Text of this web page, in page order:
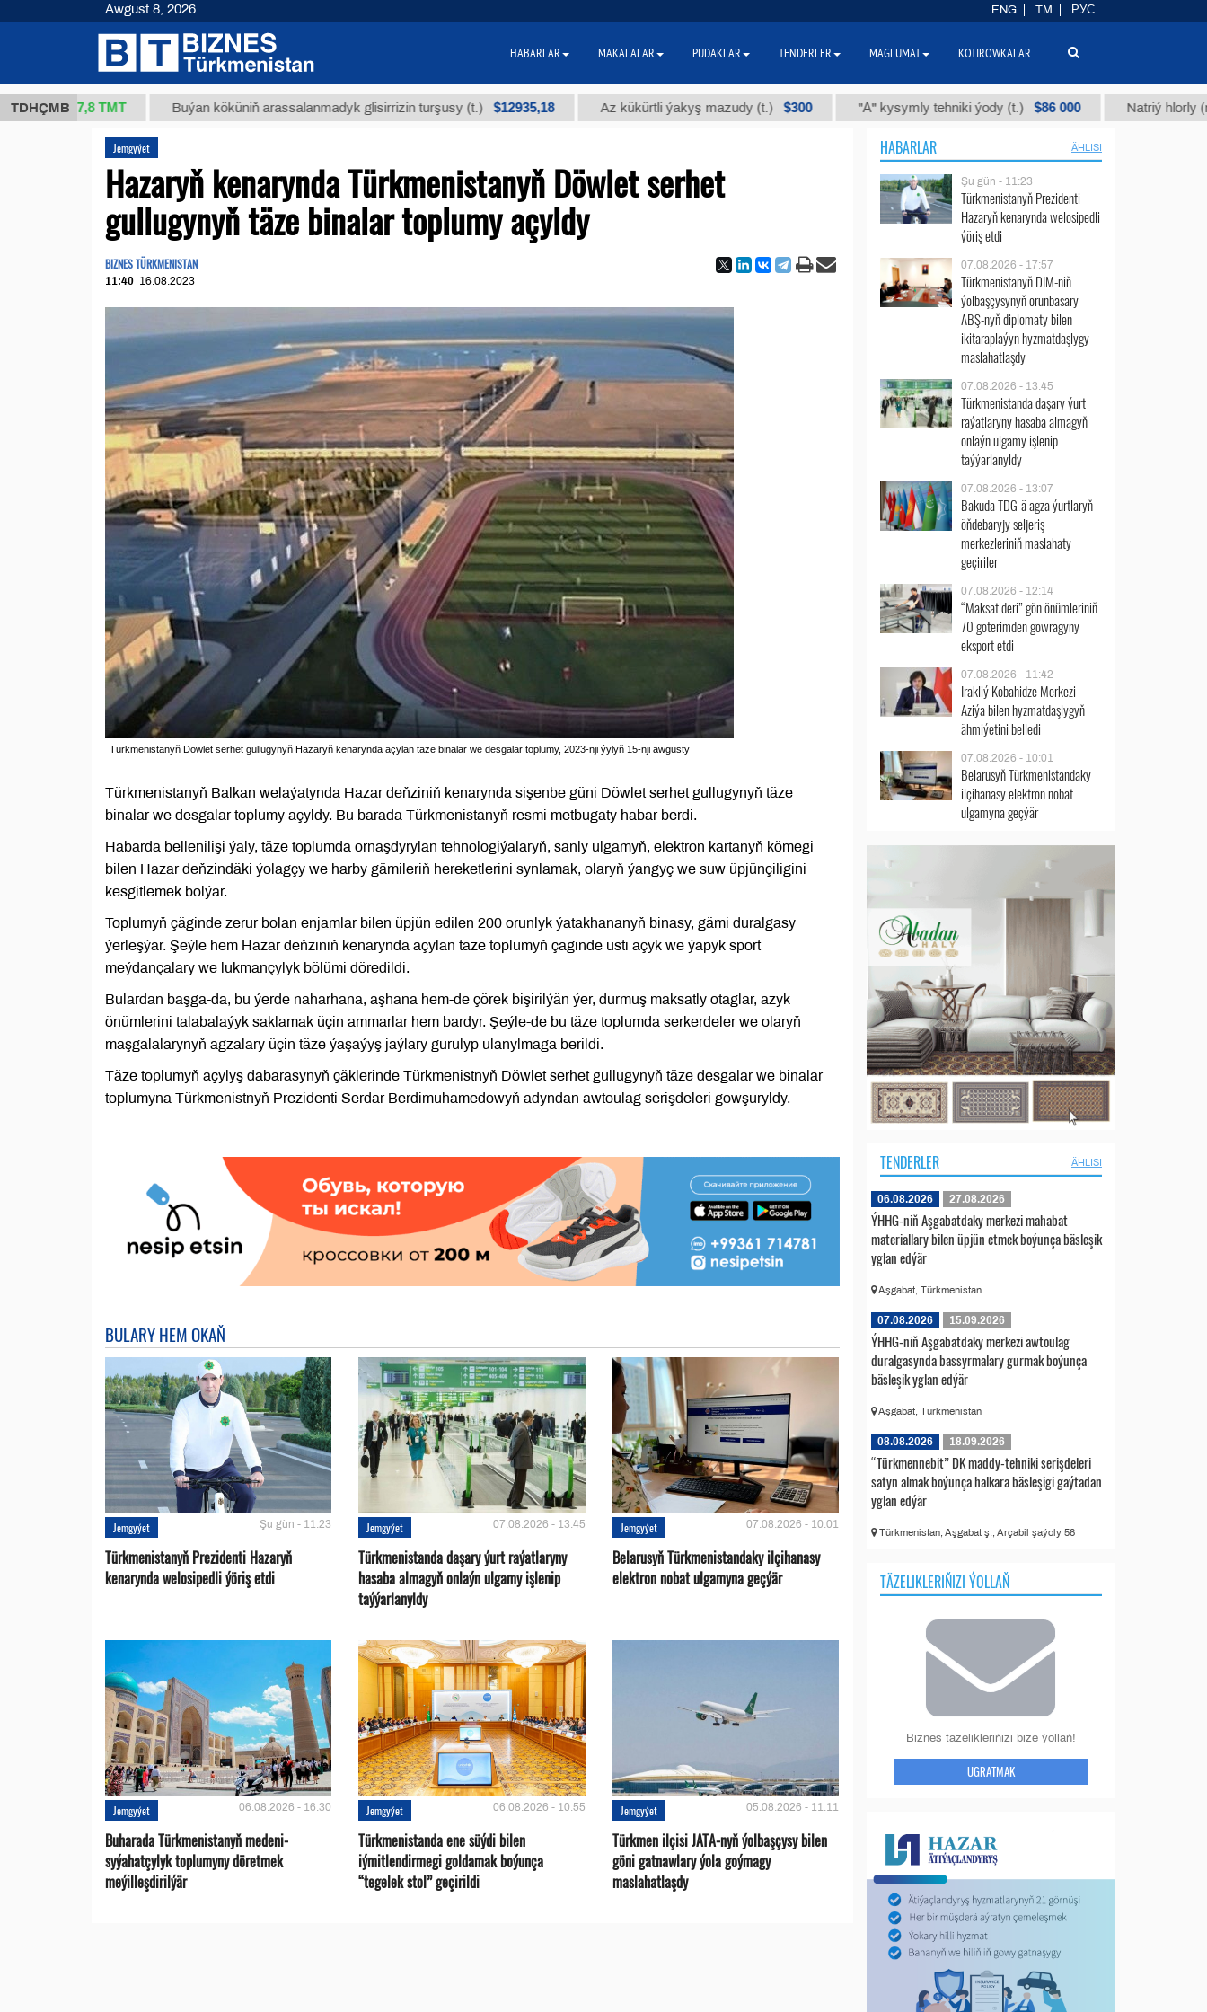
TDHÇMB
37,8 ТМТ Buýan köküniň arassalanmadyk glisirrizin turşusy (t.) $12935,18 Az kükürtli ýakyş mazudy (t.) $300 "А" kysymly tehniki ýody (t.) $86 000 Natriý hlorly (nahar
Jemgyýet
Hazaryň kenarynda Türkmenistanyň Döwlet serhet
gullugynyň täze binalar toplumy açyldy
BIZNES TÜRKMENISTAN
11:40 16.08.2023
Türkmenistanyň Döwlet serhet gullugynyň Hazaryň kenarynda açylan täze binalar we desgalar toplumy, 2023-nji ýylyň 15-nji awgusty
Türkmenistanyň Balkan welaýatynda Hazar deňziniň kenarynda sişenbe güni Döwlet serhet gullugynyň täze
binalar we desgalar toplumy açyldy. Bu barada Türkmenistanyň resmi metbugaty habar berdi.
Habarda bellenilişi ýaly, täze toplumda ornaşdyrylan tehnologiýalaryň, sanly ulgamyň, elektron kartanyň kömegi
bilen Hazar deňzindäki ýolagçy we harby gämileriň hereketlerini synlamak, olaryň ýangyç we suw üpjünçiligini
kesgitlemek bolýar.
Toplumyň çäginde zerur bolan enjamlar bilen üpjün edilen 200 orunlyk ýatakhananyň binasy, gämi duralgasy
ýerleşýär. Şeýle hem Hazar deňziniň kenarynda açylan täze toplumyň çäginde üsti açyk we ýapyk sport
meýdançalary we lukmançylyk bölümi döredildi.
Bulardan başga-da, bu ýerde naharhana, aşhana hem-de çörek bişirilýän ýer, durmuş maksatly otaglar, azyk
önümlerini talabalaýyk saklamak üçin ammarlar hem bardyr. Şeýle-de bu täze toplumda serkerdeler we olaryň
maşgalalarynyň agzalary üçin täze ýaşaýyş jaýlary gurulyp ulanylmaga berildi.
Täze toplumyň açylyş dabarasynyň çäklerinde Türkmenistnyň Döwlet serhet gullugynyň täze desgalar we binalar
toplumyna Türkmenistnyň Prezidenti Serdar Berdimuhamedowyň adyndan awtoulag serişdeleri gowşuryldy.
BULARY HEM OKAŇ
Jemgyýet Şu gün - 11:23
Türkmenistanyň Prezidenti Hazaryň
kenarynda welosipedli ýöriş etdi
Jemgyýet 07.08.2026 - 13:45
Türkmenistanda daşary ýurt raýatlaryny
hasaba almagyň onlaýn ulgamy işlenip
taýýarlanyldy
Jemgyýet 07.08.2026 - 10:01
Belarusyň Türkmenistandaky ilçihanasy
elektron nobat ulgamyna geçýär
Jemgyýet 06.08.2026 - 16:30
Buharada Türkmenistanyň medeni-
syýahatçylyk toplumyny döretmek
meýilleşdirilýär
Jemgyýet 06.08.2026 - 10:55
Türkmenistanda ene süýdi bilen
iýmitlendirmegi goldamak boýunça
“tegelek stol” geçirildi
Jemgyýet 05.08.2026 - 11:11
Türkmen ilçisi JATA-nyň ýolbaşçysy bilen
göni gatnawlary ýola goýmagy
maslahatlaşdy
HABARLAR ÄHLISI
Şu gün - 11:23
Türkmenistanyň Prezidenti
Hazaryň kenarynda welosipedli
ýöriş etdi
07.08.2026 - 17:57
Türkmenistanyň DIM-niň
ýolbaşçysynyň orunbasary
ABŞ-nyň diplomaty bilen
ikitaraplaýyn hyzmatdaşlygy
maslahatlaşdy
07.08.2026 - 13:45
Türkmenistanda daşary ýurt
raýatlaryny hasaba almagyň
onlaýn ulgamy işlenip
taýýarlanyldy
07.08.2026 - 13:07
Bakuda TDG-ä agza ýurtlaryň
öňdebaryjy seljeriş
merkezleriniň maslahaty
geçiriler
07.08.2026 - 12:14
“Maksat deri” gön önümleriniň
70 göterimden gowragyny
eksport etdi
07.08.2026 - 11:42
Irakliý Kobahidze Merkezi
Aziýa bilen hyzmatdaşlygyň
ähmiýetini belledi
07.08.2026 - 10:01
Belarusyň Türkmenistandaky
ilçihanasy elektron nobat
ulgamyna geçýär
TENDERLER ÄHLISI
06.08.2026 27.08.2026
ÝHHG-niň Aşgabatdaky merkezi mahabat
materiallary bilen üpjün etmek boýunça bäsleşik
yglan edýär
Aşgabat, Türkmenistan
07.08.2026 15.09.2026
ÝHHG-niň Aşgabatdaky merkezi awtoulag
duralgasynda bassyrmalary gurmak boýunça
bäsleşik yglan edýär
Aşgabat, Türkmenistan
08.08.2026 18.09.2026
“Türkmennebit” DK maddy-tehniki serişdeleri
satyn almak boýunça halkara bäsleşigi gaýtadan
yglan edýär
Türkmenistan, Aşgabat ş., Arçabil şaýoly 56
TÄZELIKLERIŇIZI ÝOLLAŇ
Biznes täzelikleriňizi bize ýollaň!
UGRATMAK
Awgust 8, 2026 ENG TM РУС
HABARLAR MAKALALAR PUDAKLAR TENDERLER MAGLUMAT KOTIROWKALAR